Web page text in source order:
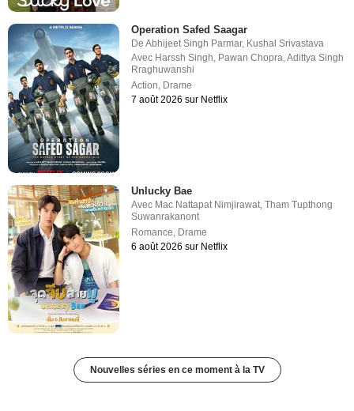
Operation Safed Saagar
DeAbhijeet Singh Parmar, Kushal Srivastava
Avec Harssh Singh, Pawan Chopra,Adittya Singh
Rraghuwanshi
Action, Drame
7 août 2026 sur Netflix
Unlucky Bae
Avec Mac Nattapat Nimjirawat ,Tham Tupthong
Suwanrakanont
Romance Drame
6 août 2026 sur Netflix
Nouvelles séries en ce moment à la TV